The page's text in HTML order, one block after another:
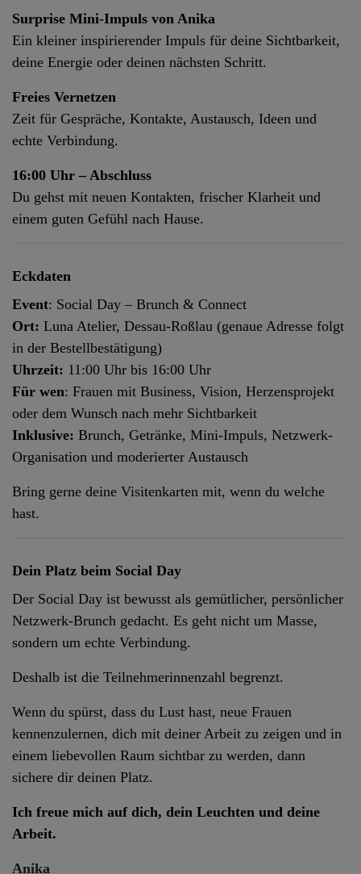
Surprise Mini-Impuls von Anika
Ein kleiner inspirierender Impuls für deine Sichtbarkeit,
deine Energie oder deinen nächsten Schritt.
Freies Vernetzen
Zeit für Gespräche, Kontakte, Austausch, Ideen und
echte Verbindung.
16:00 Uhr – Abschluss
Du gehst mit neuen Kontakten, frischer Klarheit und
einem guten Gefühl nach Hause.
Eckdaten
Event: Social Day – Brunch & Connect
Ort: Luna Atelier, Dessau-Roßlau (genaue Adresse folgt
in der Bestellbestätigung)
Uhrzeit: 11:00 Uhr bis 16:00 Uhr
Für wen: Frauen mit Business, Vision, Herzensprojekt
oder dem Wunsch nach mehr Sichtbarkeit
Inklusive: Brunch, Getränke, Mini-Impuls, Netzwerk-
Organisation und moderierter Austausch
Bring gerne deine Visitenkarten mit, wenn du welche
hast.
Dein Platz beim Social Day
Der Social Day ist bewusst als gemütlicher, persönlicher
Netzwerk-Brunch gedacht. Es geht nicht um Masse,
sondern um echte Verbindung.
Deshalb ist die Teilnehmerinnenzahl begrenzt.
Wenn du spürst, dass du Lust hast, neue Frauen
kennenzulernen, dich mit deiner Arbeit zu zeigen und in
einem liebevollen Raum sichtbar zu werden, dann
sichere dir deinen Platz.
Ich freue mich auf dich, dein Leuchten und deine
Arbeit.
Anika